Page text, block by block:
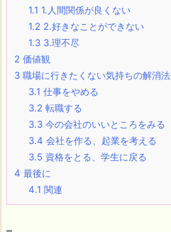
1.1 1.人間関係が良くない
1.2 2.好きなことができない
1.33.理不尽
2 価値観
3 職場に行きたくない気持ちの解消法
3.1 仕事をやめる
3.2 転職する
3.3今の会社のいいところをみる
3.4 会社を作る、起業を考える
3.5 資格をとる、学生に戻る
4 最後に
4.1 関連